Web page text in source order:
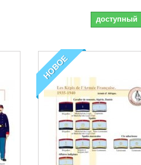
доступный
НОВОЕ